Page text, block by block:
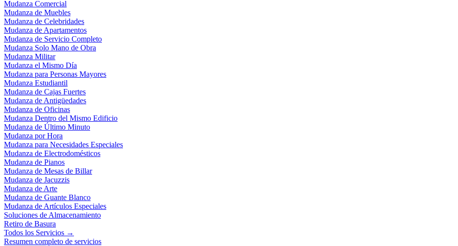
Mudanza Comercial
Mudanza de Muebles
Mudanza de Celebridades
Mudanza de Apartamentos
Mudanza de Servicio Completo
Mudanza Solo Mano de Obra
Mudanza Militar
Mudanza el Mismo Día
Mudanza para Personas Mayores
Mudanza Estudiantil
Mudanza de Cajas Fuertes
Mudanza de Antigüedades
Mudanza de Oficinas
Mudanza Dentro del Mismo Edificio
Mudanza de Último Minuto
Mudanza por Hora
Mudanza para Necesidades Especiales
Mudanza de Electrodomésticos
Mudanza de Pianos
Mudanza de Mesas de Billar
Mudanza de Jacuzzis
Mudanza de Arte
Mudanza de Guante Blanco
Mudanza de Artículos Especiales
Soluciones de Almacenamiento
Retiro de Basura
Todos los Servicios →
Resumen completo de servicios